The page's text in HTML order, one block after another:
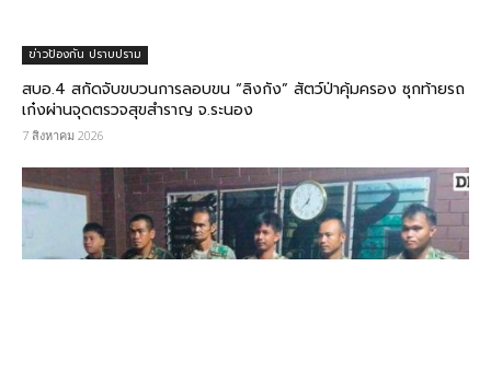
ข่าวป้องกัน ปราบปราม
สบอ.4 สกัดจับขบวนการลอบขน “ลิงกัง” สัตว์ป่าคุ้มครอง ซุกท้ายรถ
เก๋งผ่านจุดตรวจสุขสำราญ จ.ระนอง
7 สิงหาคม 2026